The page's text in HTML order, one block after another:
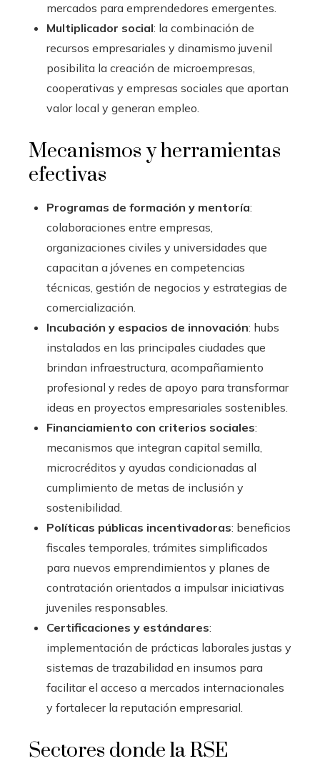
mercados para emprendedores emergentes.
Multiplicador social: la combinación de
recursos empresariales y dinamismo juvenil
posibilita la creación de microempresas,
cooperativas y empresas sociales que aportan
valor local y generan empleo.
Mecanismos y herramientas
efectivas
Programas de formación y mentoría:
colaboraciones entre empresas,
organizaciones civiles y universidades que
capacitan a jóvenes en competencias
técnicas, gestión de negocios y estrategias de
comercialización.
Incubación y espacios de innovación: hubs
instalados en las principales ciudades que
brindan infraestructura, acompañamiento
profesional y redes de apoyo para transformar
ideas en proyectos empresariales sostenibles.
Financiamiento con criterios sociales:
mecanismos que integran capital semilla,
microcréditos y ayudas condicionadas al
cumplimiento de metas de inclusión y
sostenibilidad.
Políticas públicas incentivadoras: beneficios
fiscales temporales, trámites simplificados
para nuevos emprendimientos y planes de
contratación orientados a impulsar iniciativas
juveniles responsables.
Certificaciones y estándares:
implementación de prácticas laborales justas y
sistemas de trazabilidad en insumos para
facilitar el acceso a mercados internacionales
y fortalecer la reputación empresarial.
Sectores donde la RSE